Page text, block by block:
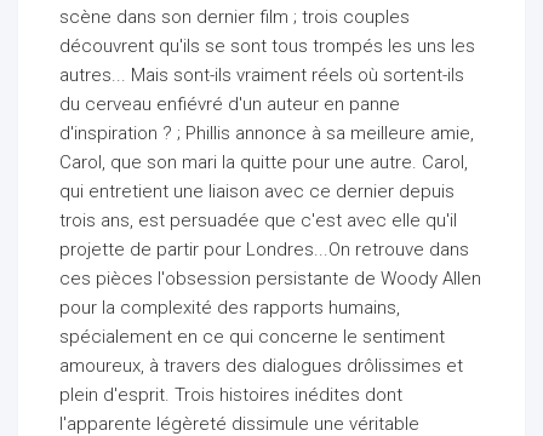
scène dans son dernier film ; trois couples
découvrent qu'ils se sont tous trompés les uns les
autres... Mais sont-ils vraiment réels où sortent-ils
du cerveau enfiévré d'un auteur en panne
d'inspiration ? ; Phillis annonce à sa meilleure amie,
Carol, que son mari la quitte pour une autre. Carol,
qui entretient une liaison avec ce dernier depuis
trois ans, est persuadée que c'est avec elle qu'il
projette de partir pour Londres...On retrouve dans
ces pièces l'obsession persistante de Woody Allen
pour la complexité des rapports humains,
spécialement en ce qui concerne le sentiment
amoureux, à travers des dialogues drôlissimes et
plein d'esprit. Trois histoires inédites dont
l'apparente légèreté dissimule une véritable